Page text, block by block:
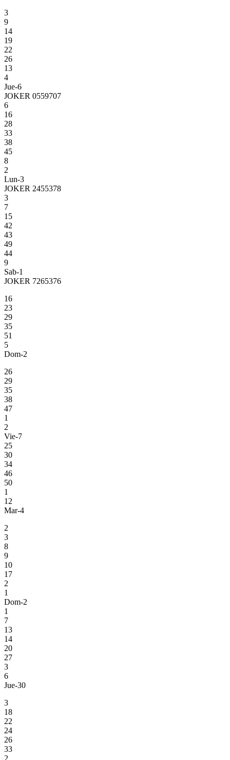
3
9
14
19
22
26
13
4
Jue-6
JOKER 0559707
6
16
28
33
38
45
8
2
Lun-3
JOKER 2455378
3
7
15
42
43
49
44
9
Sab-1
JOKER 7265376
16
23
29
35
51
5
Dom-2
26
29
35
38
47
1
2
Vie-7
25
30
34
46
50
1
12
Mar-4
2
3
8
9
10
17
2
1
Dom-2
1
7
13
14
20
27
3
6
Jue-30
3
18
22
24
26
33
2